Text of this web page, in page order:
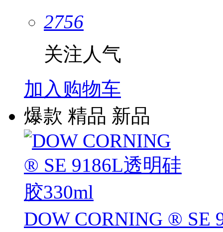
2756
关注人气
加入购物车
爆款 精品 新品
DOW CORNING ® SE